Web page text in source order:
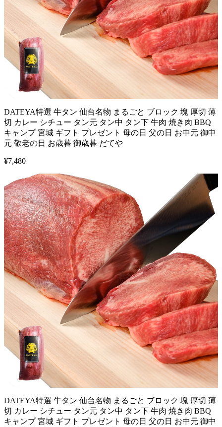
DATEYA特選 牛タン 仙台名物 まるごと ブロック 塊 厚切 薄
切 カレー シチュー タン元 タン中 タン下 牛肉 焼き肉 BBQ
キャンプ 宮城 ギフト プレゼント 母の日 父の日 お中元 御中
元 敬老の日 お歳暮 御歳暮 だてや
¥7,480
DATEYA特選 牛タン 仙台名物 まるごと ブロック 塊 厚切 薄
切 カレー シチュー タン元 タン中 タン下 牛肉 焼き肉 BBQ
キャンプ 宮城 ギフト プレゼント 母の日 父の日 お中元 御中